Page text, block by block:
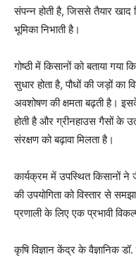
संपन्न होती है, जिससे तैयार खाद
भूमिका निभाती है।
गोष्ठी में किसानों को बताया
सुधार होता है, पौधों की जड़ों का
अवशोषण की क्षमता बढ़ती है।
होती है और ग्रीनहाउस गैसों के
संरक्षण को बढ़ावा मिलता है।
कार्यक्रम में उपस्थित किसानों
की उपयोगिता को विस्तार से
प्रणाली के लिए एक प्रभावी
कृषि विज्ञान केंद्र के वैज्ञानिक